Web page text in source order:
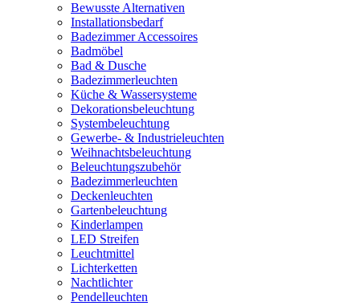
Bewusste Alternativen
Installationsbedarf
Badezimmer Accessoires
Badmöbel
Bad & Dusche
Badezimmerleuchten
Küche & Wassersysteme
Dekorationsbeleuchtung
Systembeleuchtung
Gewerbe- & Industrieleuchten
Weihnachtsbeleuchtung
Beleuchtungszubehör
Badezimmerleuchten
Deckenleuchten
Gartenbeleuchtung
Kinderlampen
LED Streifen
Leuchtmittel
Lichterketten
Nachtlichter
Pendelleuchten